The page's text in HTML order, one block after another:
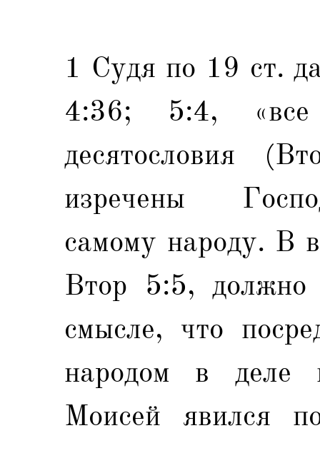
1 Судя по 19 ст.
4:36; 5:4,
десятословия
изречены
самому народу. В
Втор 5:5,
смысле, что
народом в деле
Моисей явился